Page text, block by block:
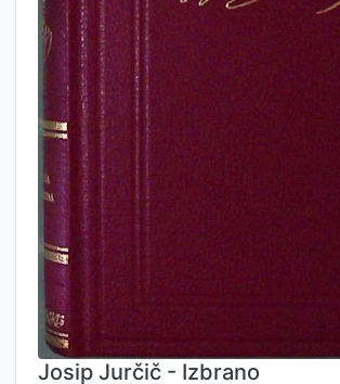
Josip Jurčič - Izbrano